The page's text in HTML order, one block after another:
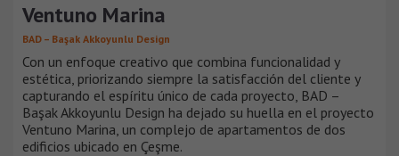
Ventuno Marina
BAD – Başak Akkoyunlu Design
Con un enfoque creativo que combina funcionalidad y
estética, priorizando siempre la satisfacción del cliente y
capturando el espíritu único de cada proyecto, BAD –
Başak Akkoyunlu Design ha dejado su huella en el proyecto
Ventuno Marina, un complejo de apartamentos de dos
edificios ubicado en Çeşme.